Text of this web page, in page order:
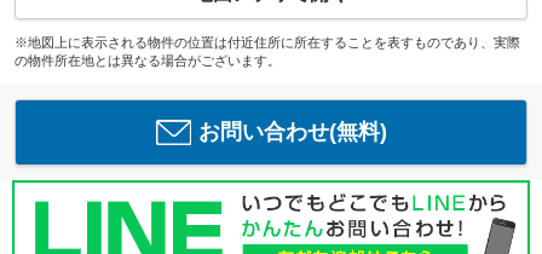
※地図上に表示される物件の位置は付近住所に所在することを表すものであり、実際
の物件所在地とは異なる場合がございます。
お問い合わせ(無料)